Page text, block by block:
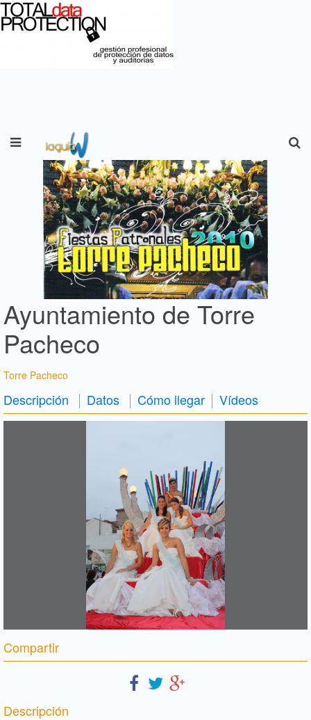
Ayuntamiento de Torre
Pacheco
Torre Pacheco
Descripción Datos Cómo llegar Vídeos
Compartir
Descripción